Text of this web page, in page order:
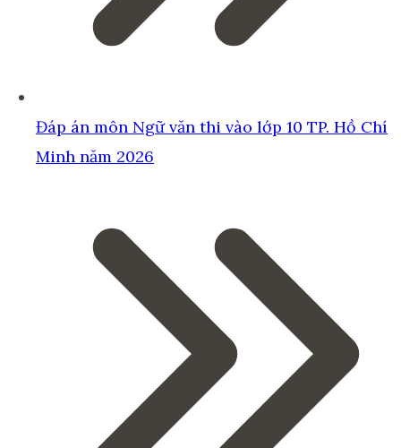
Đáp án môn Ngữ văn thi vào lớp 10 TP. Hồ Chí
Minh năm 2026